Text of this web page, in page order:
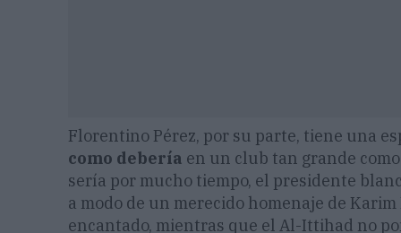
Florentino Pérez, por su parte, tiene una
como debería en un club tan grande
sería por mucho tiempo, el presidente
a modo de un merecido homenaje de
encantado, mientras que el Al-Ittihad no